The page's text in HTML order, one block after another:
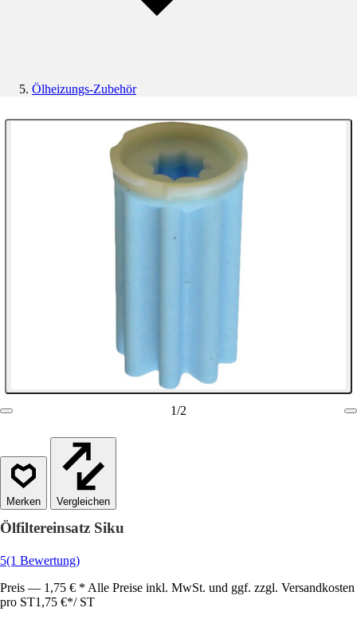
Ölheizungs-Zubehör
1/2
Vergleichen
Ölfiltereinsatz Siku
5(1 Bewertung)
Preis — 1,75 € * Alle Preise inkl. MwSt. und ggf. zzgl. Versandkosten
pro ST1,75 €*/ ST